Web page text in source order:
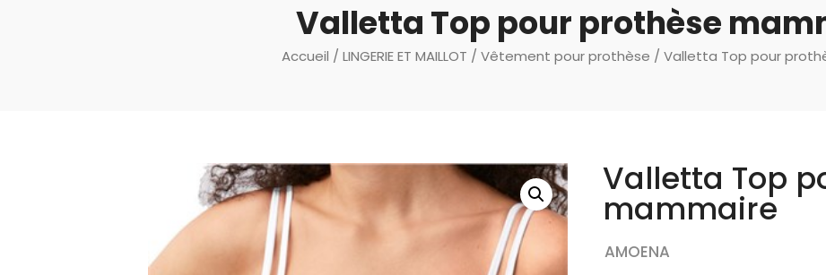
Valletta Top pour prothèse
Accueil / LINGERIE ET MAILLOT / Vêtement pour prothèse / Valletta Top pour
Valletta Top
mammaire
AMOENA